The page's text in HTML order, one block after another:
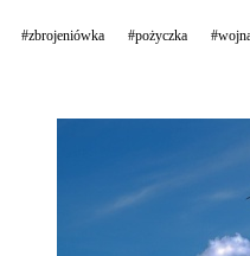
#zbrojeniówka #pożyczka